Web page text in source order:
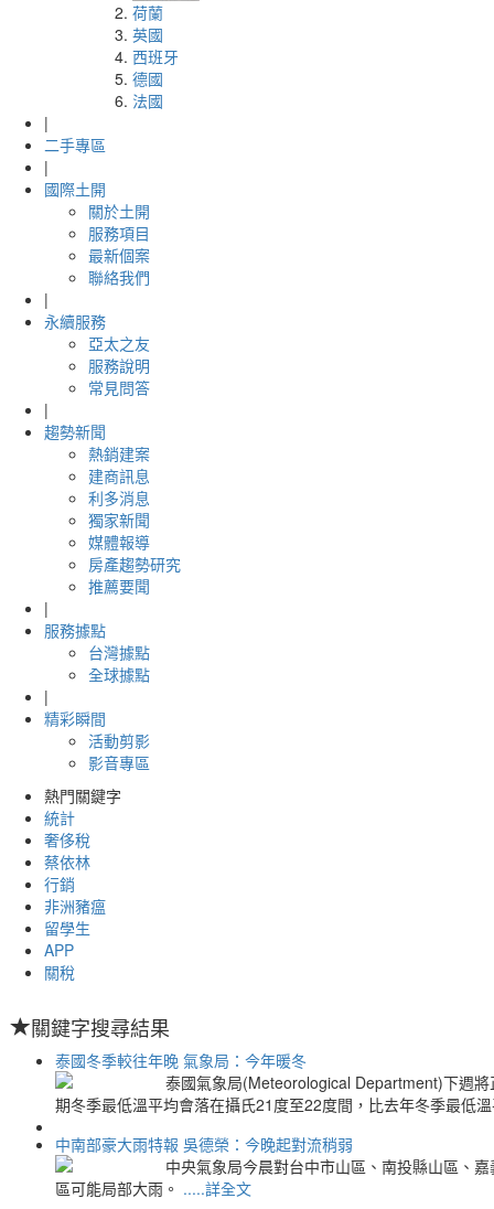
荷蘭
英國
西班牙
德國
法國
|
二手專區
|
國際土開
關於土開
服務項目
最新個案
聯絡我們
|
永續服務
亞太之友
服務說明
常見問答
|
趨勢新聞
熱銷建案
建商訊息
利多消息
獨家新聞
媒體報導
房產趨勢研究
推薦要聞
|
服務據點
台灣據點
全球據點
|
精彩瞬間
活動剪影
影音專區
熱門關鍵字
統計
奢侈稅
蔡依林
行銷
非洲豬瘟
留學生
APP
關稅
關鍵字搜尋結果
泰國冬季較往年晚 氣象局：今年暖冬
泰國氣象局(Meteorological Department)下週
期冬季最低溫平均會落在攝氏21度至22度間，比去年冬季最低
中南部豪大雨特報 吳德榮：今晚起對流稍弱
中央氣象局今晨對台中市山區、南投縣山區、
區可能局部大雨。 .....詳全文